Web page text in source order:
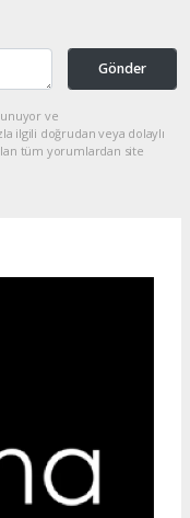
Gönder
ve
ilgili doğrudan veya dolaylı
tüm yorumlardan site